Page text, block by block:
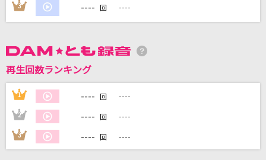
平井堅
Vaundy
雨とペトラ
バルーン
3 ---- 回 ----
再生回数ランキング
1 ---- 回 ----
2 ---- 回 ----
3 ---- 回 ----